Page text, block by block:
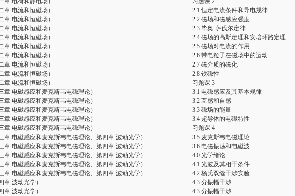
章 电流和恒磁场）
2.1 恒定电流条件和导电规律
章 电流和恒磁场）
2.2 磁场和磁感应强度
章 电流和恒磁场）
2.3 毕奥-萨伐尔定律
章 电流和恒磁场）
2.4 磁场的高斯定理和安培环路定理
章 电流和恒磁场）
2.5 磁场对电流的作用
章 电流和恒磁场）
2.6 带电粒子在磁场中的运动
章 电流和恒磁场）
2.7 磁介质的磁化
章 电流和恒磁场）
2.8 铁磁性
章 电流和恒磁场）
习题课 3
章 电磁感应和麦克斯韦电磁理论）
3.1 电磁感应及其基本规律
章 电磁感应和麦克斯韦电磁理论）
3.2 互感和自感
章 电磁感应和麦克斯韦电磁理论）
3.3 磁场的能量
章 电磁感应和麦克斯韦电磁理论）
3.4 超导体的电磁特性
章 电磁感应和麦克斯韦电磁理论）
习题课 4
章 电磁感应和麦克斯韦电磁理论、第四章 波动光学）
3.5 麦克斯韦电磁理论
章 电磁感应和麦克斯韦电磁理论、第四章 波动光学）
3.6 电磁振荡和电磁波
章 电磁感应和麦克斯韦电磁理论、第四章 波动光学）
4.0 光学绪论
章 电磁感应和麦克斯韦电磁理论、第四章 波动光学）
4.1 光波及其相干条件
章 电磁感应和麦克斯韦电磁理论、第四章 波动光学）
4.2 杨氏双缝干涉实验
章 波动光学）
4.3 分振幅干涉
章 波动光学）
4.3 分振幅干涉